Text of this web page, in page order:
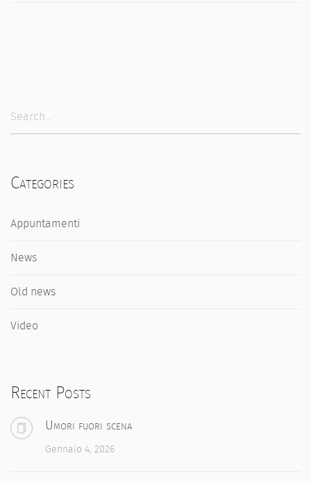
Categories
Appuntamenti
News
Old news
Video
Recent Posts
Umori fuori scena
Gennaio 4, 2026